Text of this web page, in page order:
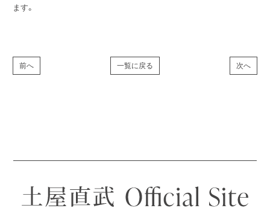
ます。
前へ 一覧に戻る 次へ